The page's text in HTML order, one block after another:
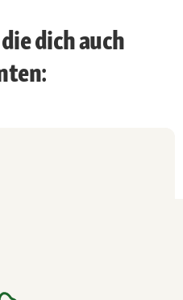
dich auch